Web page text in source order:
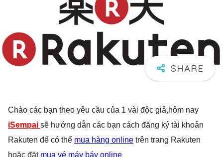
Chào các bạn theo yêu cầu của 1 vài độc giả,hôm nay
iSempai sẽ hướng dẫn các bạn cách đăng ký tài khoản
Rakuten để có thể mua hàng online trên trang Rakuten
hoặc đặt mua vé máy báy online